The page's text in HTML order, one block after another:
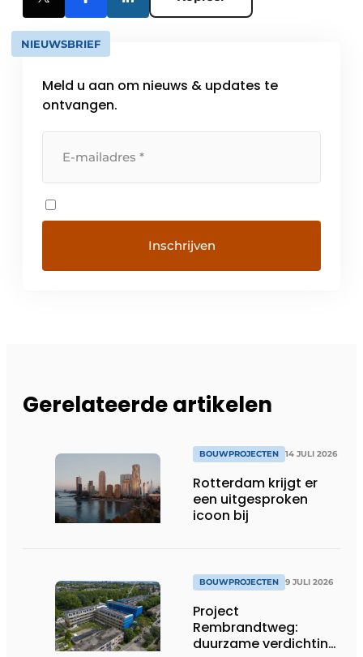
NIEUWSBRIEF
Meld u aan om nieuws & updates te
ontvangen.
Gerelateerde artikelen
BOUWPROJECTEN 14 JULI 2026
Rotterdam krijgt er
een uitgesproken
icoon bij
BOUWPROJECTEN 9 JULI 2026
Project
Rembrandtweg:
duurzame verdichting